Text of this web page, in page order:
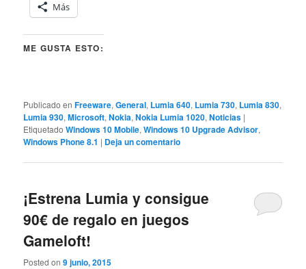
Más
ME GUSTA ESTO:
Publicado en Freeware,General, Lumia 640, Lumia 730, Lumia 830,
Lumia 930,Microsoft,Nokia,Nokia Lumia 1020,Noticias |
Etiquetado Windows 10 Mobile,Windows 10 Upgrade Advisor,
Windows Phone 8.1 | Deja un comentario
¡Estrena Lumia y consigue
90€ de regalo en juegos
Gameloft!
Posted on9 junio, 2015